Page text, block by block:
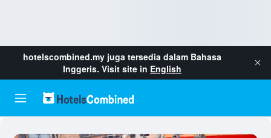
hotelscombined.my juga tersedia dalam Bahasa
Inggeris. Visit site in English